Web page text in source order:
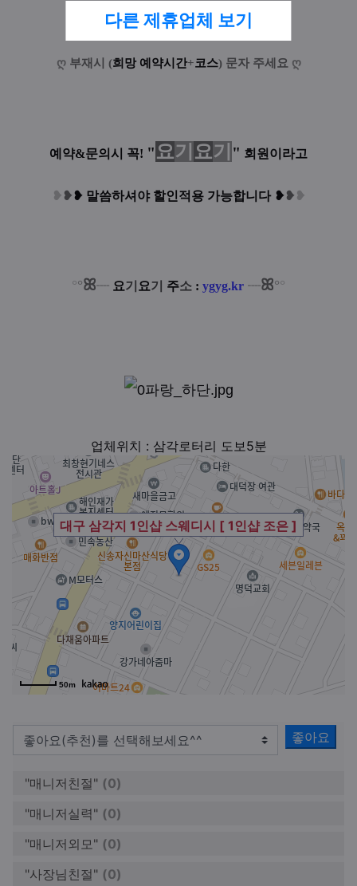
다른 제휴업체 보기
0503-5984-1056:전화환
ღ 부재시 (희망 예약시간+코스) 문자 주세요 ღ
예약&문의시 꼭! "요기 요기 " 회원이라고
❥ ❥❥ 말씀하셔야 할인적용 가능합니다 ❥❥ ❥
°°ꕤ┈ 요기 요기 주소 : ygyg.kr ┈ꕤ°°
업체위치 : 삼각로터리 도보5분
대구 삼각지 1인샵 스웨디시 [ 1인샵 조은 ]
50m
좋아요
"매니저친절" (0)
"매니저실력" (0)
"매니저외모" (0)
"사장님친절" (0)